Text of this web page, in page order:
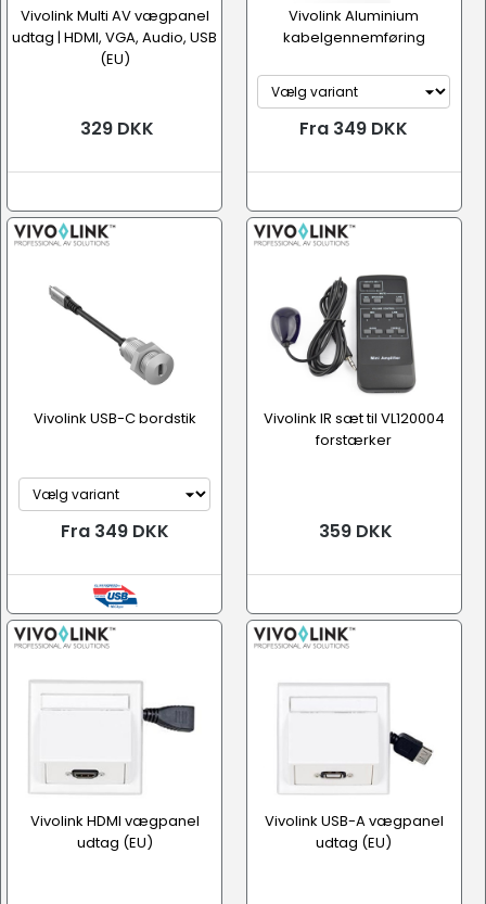
Vivolink Multi AV vægpanel
udtag | HDMI, VGA, Audio, USB
(EU)
329 DKK
Vivolink Aluminium
kabelgennemføring
Fra 349 DKK
Vivolink USB-C bordstik
Fra 349 DKK
Vivolink IR sæt til VL120004
forstærker
359 DKK
Vivolink HDMI vægpanel
udtag (EU)
Vivolink USB-A vægpanel
udtag (EU)